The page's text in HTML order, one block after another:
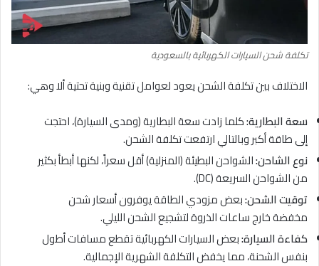
تكلفة شحن السيارات الكهربائية بالسعودية
الاختلاف بين تكلفة الشحن يعود لعوامل تقنية وبنية تحتية ألا وهي:
سعة البطارية:كلما زادت سعة البطارية (ومدى السيارة)، احتجت
إلى طاقة أكبر وبالتالي ارتفعت تكلفة الشحن.
نوع الشاحن:الشواحن البطيئة (المنزلية) أقل سعراً، لكنها أبطأ بكثير
من الشواحن السريعة (DC).
توقيت الشحن:بعض مزودي الطاقة يوفرون أسعار شحن
مخفضة خارج ساعات الذروة لتشجيع الشحن الليلي.
كفاءة السيارة:بعض السيارات الكهربائية تقطع مسافات أطول
بنفس الشحنة، مما يخفض التكلفة الشهرية الإجمالية.